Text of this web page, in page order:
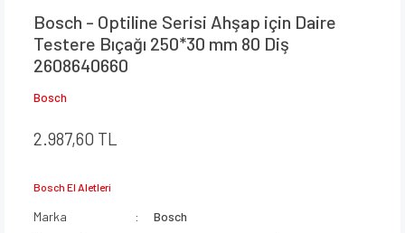
Bosch - Optiline Serisi Ahşap için Daire
Testere Bıçağı 250*30 mm 80 Diş
2608640660
Bosch
2.987,60 TL
Bosch El Aletleri
Marka
Bosch